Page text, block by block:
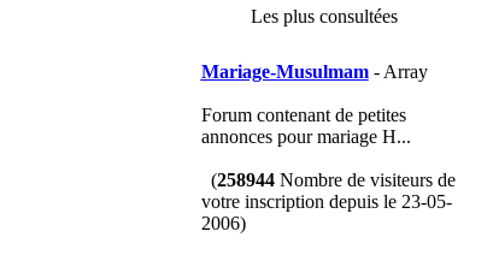
Les plus consultées
Mariage-Musulmam- Array
Forum contenant de petites
annonces pour mariage H...
(258944Nombre de visiteurs de
votre inscription depuis le 23-05-
2006)